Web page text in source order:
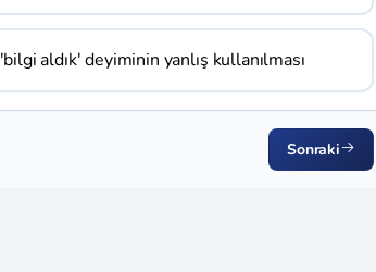
'bilgi aldık' deyiminin yanlış kullanılması
Sonraki